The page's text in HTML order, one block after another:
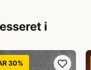
i
30%